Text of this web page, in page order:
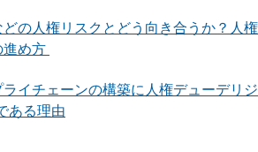
の人権リスクとどう向き合うか？人権
進め方